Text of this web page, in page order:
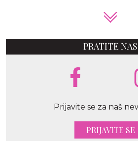
PRATITE NAS
Prijavite se za naš
PRIJAVITE SE